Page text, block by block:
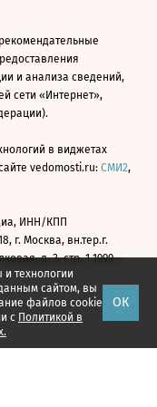
технологии
сайтом, вы
файлов cookie
с Политикой в
ОК
и анализа сведений,
сети «Интернет»,
в виджетах
vedomosti.ru: СМИ2,
ИНН/КПП
г. Москва, вн.тер.г.
д. 3, стр. 1 1999—